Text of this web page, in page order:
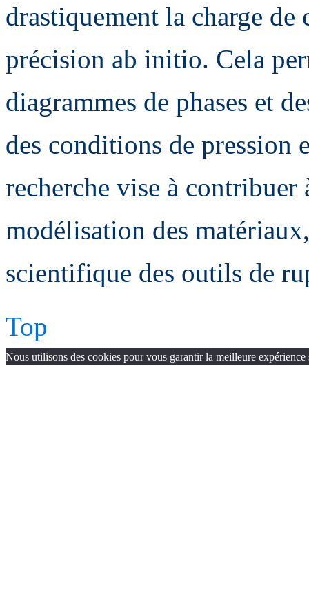
drastiquement la charge
précision ab initio. Cela
diagrammes de phases et
des conditions de pression
recherche vise à contribuer
modélisation des
scientifique des outils de
Top
Nous utilisons des cookies pour vous garantir la meilleure expérience